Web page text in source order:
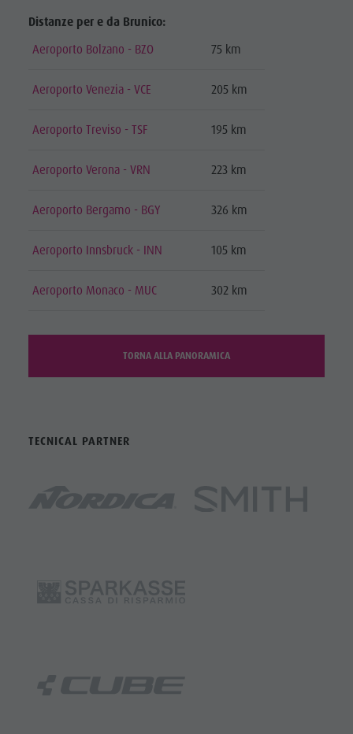
Distanze per e da Brunico:
Aeroporto Bolzano - BZO
75 km
Aeroporto Venezia - VCE 205 km
Aeroporto Treviso - TSF 195 km
Aeroporto Verona - VRN 223 km
Aeroporto Bergamo - BGY 326 km
Aeroporto Innsbruck - INN 105 km
Aeroporto Monaco - MUC 302 km
TORNA ALLA PANORAMICA
TECNICAL PARTNER